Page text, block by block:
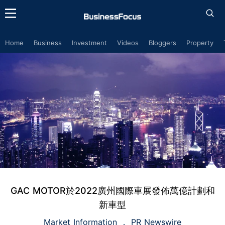
Home Business Investment Videos Bloggers Property
GAC MOTOR於2022廣州國際車展發佈萬億計劃和
新車型
Market Information PR Newswire